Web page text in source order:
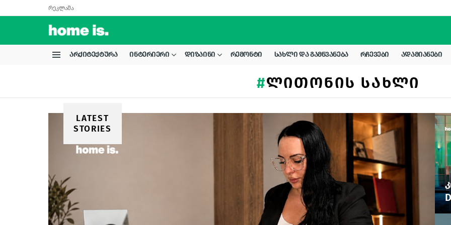
რეკლამა
ᲐᲠᲥᲘᲢᲔᲥᲢᲣᲠᲐ ᲘᲜᲢᲔᲠᲘᲔᲠᲘ ᲓᲘᲖᲐᲘᲜᲘ ᲠᲔᲛᲝᲜᲢᲘ ᲡᲐᲮᲚᲘ ᲓᲐ ᲒᲐᲛᲬᲕᲐᲜᲔᲑᲐ ᲠᲩᲔᲕᲔᲑᲘ ᲐᲓᲐᲛᲘᲐᲜᲔᲑᲘ
ᲚᲘᲗᲝᲜᲘᲡ ᲡᲐᲮᲚᲘ
LATEST
STORIES